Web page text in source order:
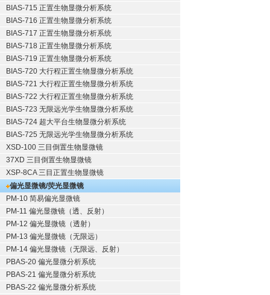
BIAS-715 正置生物显微分析系统
BIAS-716 正置生物显微分析系统
BIAS-717 正置生物显微分析系统
BIAS-718 正置生物显微分析系统
BIAS-719 正置生物显微分析系统
BIAS-720 大行程正置生物显微分析系统
BIAS-721 大行程正置生物显微分析系统
BIAS-722 大行程正置生物显微分析系统
BIAS-723 无限远光学生物显微分析系统
BIAS-724 超大平台生物显微分析系统
BIAS-725 无限远光学生物显微分析系统
XSD-100 三目倒置生物显微镜
37XD 三目倒置生物显微镜
XSP-8CA 三目正置生物显微镜
偏光显微镜/荧光显微镜
PM-10 简易偏光显微镜
PM-11 偏光显微镜（透、反射）
PM-12 偏光显微镜（透射）
PM-13 偏光显微镜（无限远）
PM-14 偏光显微镜（无限远、反射）
PBAS-20 偏光显微分析系统
PBAS-21 偏光显微分析系统
PBAS-22 偏光显微分析系统